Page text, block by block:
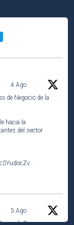
·
4 Ago
de Negocio de la
hacia la
del sector
·
5 Ago
de Empresas